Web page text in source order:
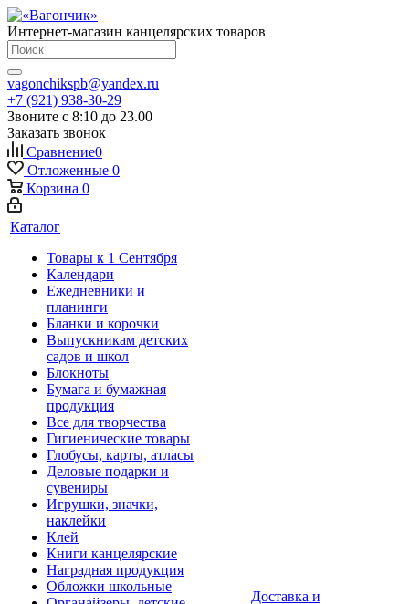
Интернет-магазин канцелярских товаров
vagonchikspb@yandex.ru
+7 (921) 938-30-29
Звоните с 8:10 до 23.00
Заказать звонок
Сравнение0
Отложенные 0
Корзина 0
Каталог
Товары к 1 Сентября
Календари
Ежедневники и
планинги
Бланки и корочки
Выпускникам детских
садов и школ
Блокноты
Бумага и бумажная
продукция
Все для творчества
Гигиенические товары
Глобусы, карты, атласы
Деловые подарки и
сувениры
Игрушки, значки,
наклейки
Клей
Книги канцелярские
Наградная продукция
Обложки школьные
Доставка и